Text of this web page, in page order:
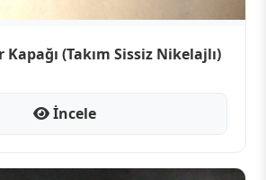
Kapağı (Takım Sissiz Nikelajlı)
İncele